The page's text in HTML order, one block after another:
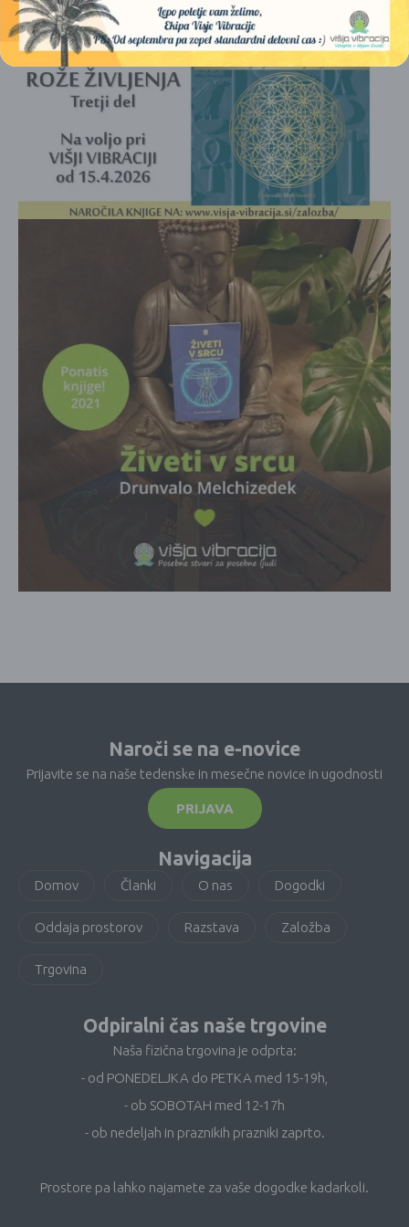
Naroči se na e-novice
Prijavite se na naše tedenske in mesečne novice in ugodnosti
PRIJAVA
Navigacija
Domov Članki O nas Dogodki
Oddaja prostorov Razstava Založba
Trgovina
Odpiralni čas naše trgovine
Naša fizična trgovina je odprta:
- od PONEDELJKA do PETKA med 15-19h,
- ob SOBOTAH med 12-17h
- ob nedeljah in praznikih prazniki zaprto.
Prostore pa lahko najamete za vaše dogodke kadarkoli.